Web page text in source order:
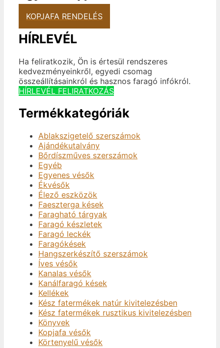
KOPJAFA RENDELÉS
HÍRLEVÉL
Ha feliratkozik, Ön is értesül rendszeres
kedvezményeinkről, egyedi csomag
összeállításainkról és hasznos faragó infókról.
HÍRLEVÉL FELIRATKOZÁS
Termékkategóriák
Ablakszigetelő szerszámok
Ajándékutalvány
Bőrdíszműves szerszámok
Egyéb
Egyenes vésők
Ékvésők
Élező eszközök
Faeszterga kések
Faragható tárgyak
Faragó készletek
Faragó leckék
Faragókések
Hangszerkészítő szerszámok
Íves vésők
Kanalas vésők
Kanálfaragó kések
Kellékek
Kész fatermékek natúr kivitelezésben
Kész fatermékek rusztikus kivitelezésben
Könyvek
Kopjafa vésők
Körtenyelű vésők